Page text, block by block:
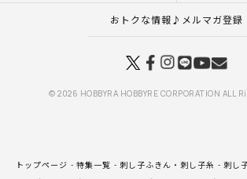
おトクな情報♪メルマガ登録
© 2026 HOBBYRA HOBBYRE CORPORATION ALL
トップページ 特集一覧 刺し子ふきん・刺し子糸 刺し